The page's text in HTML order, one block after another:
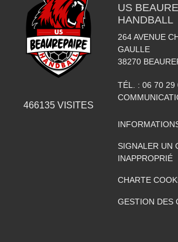
466135 VISITES
US
HANDBALL
264 AVENUE
GAULLE
38270
TÉL. : 06 70 29
SIGNALER UN
INAPPROPRIÉ
CHARTE
GESTION DES